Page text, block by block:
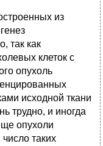
из
так как
клеток с
опухоль
исходной ткани
трудно, и иногда
опухоли
число таких